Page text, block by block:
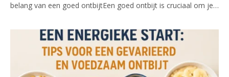
belang van een goed ontbijtEen goed ontbijt is cruciaal om je…